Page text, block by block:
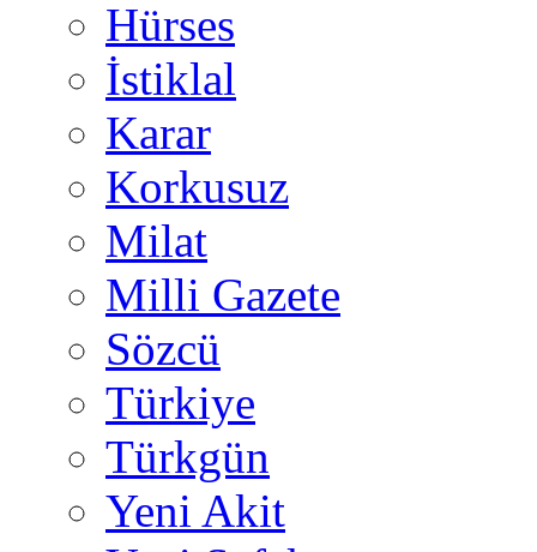
Hürses
İstiklal
Karar
Korkusuz
Milat
Milli Gazete
Sözcü
Türkiye
Türkgün
Yeni Akit